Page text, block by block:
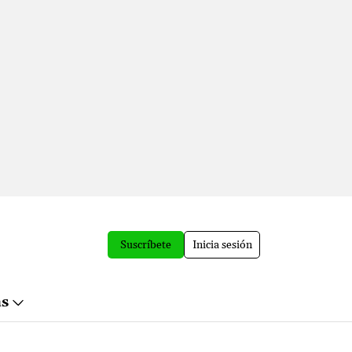
Suscríbete Inicia sesión